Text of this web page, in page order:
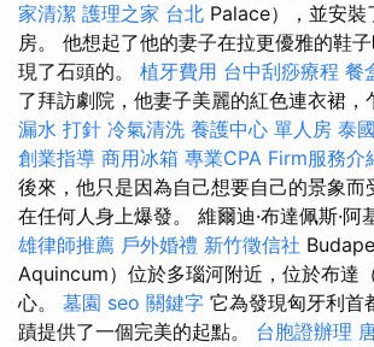
家清潔 護理之家 台北 Palace），並安裝
房。 他想起了他的妻子在拉更優雅的鞋
現了石頭的。 植牙費用 台中刮痧療程 餐
了拜訪劇院，他妻子美麗的紅色連衣裙，
漏水 打針 冷氣清洗 養護中心 單人房 泰
創業指導 商用冰箱 專業CPA Firm服務介
後來，他只是因為自己想要自己的景象而
在任何人身上爆發。 維爾迪·布達佩斯·阿
雄律師推薦 戶外婚禮 新竹徵信社
Aquincum）位於多瑙河附近，位於布達
心。 墓園 seo 關鍵字 它為發現匈牙利首
蹟提供了一個完美的起點。 台胞證辦理